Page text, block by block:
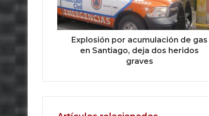
Explosión por acumulación de gas
en Santiago, deja dos heridos
graves